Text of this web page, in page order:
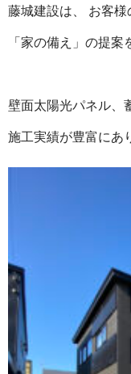
藤城建設は、 お客
「家の備え」の提案
壁面太陽光パネル、
施工実績が豊富にあ